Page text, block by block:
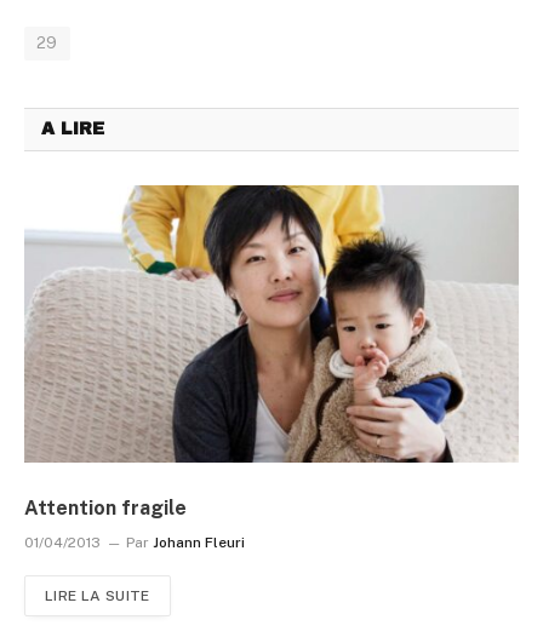
29
A LIRE
Attention fragile
01/04/2013 Par Johann Fleuri
LIRE LA SUITE